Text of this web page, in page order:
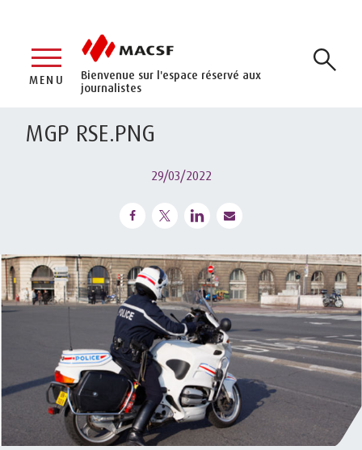
Bienvenue sur l'espace réservé aux
journalistes
MENU
MGP RSE.PNG
29/03/2022